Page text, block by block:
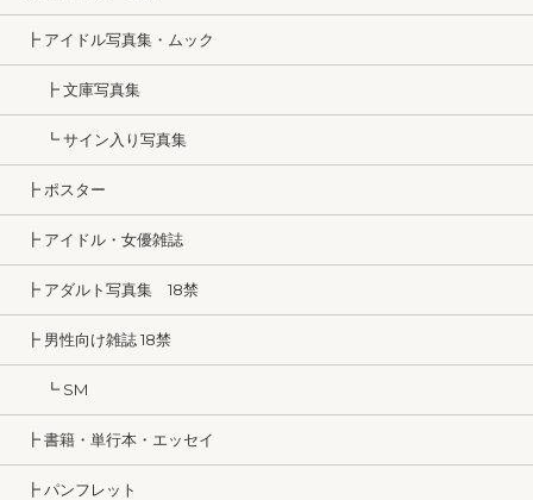
┣ アイドル写真集・ムック
┣ 文庫写真集
┗ サイン入り写真集
┣ ポスター
┣ アイドル・女優雑誌
┣ アダルト写真集 18禁
┣ 男性向け雑誌 18禁
┗ SM
┣ 書籍・単行本・エッセイ
┣ パンフレット